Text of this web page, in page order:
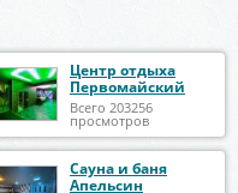
Центр отдыха
Первомайский
Всего 203256
просмотров
Сауна и баня
Апельсин